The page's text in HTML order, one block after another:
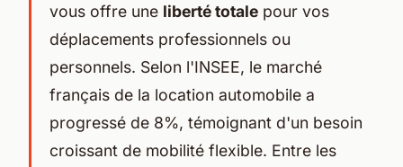
vous offre une liberté totale pour vos
déplacements professionnels ou
personnels. Selon l'INSEE, le marché
français de la location automobile a
progressé de 8%, témoignant d'un besoin
croissant de mobilité flexible. Entre les